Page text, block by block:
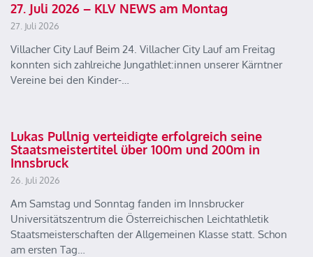
27. Juli 2026 – KLV NEWS am Montag
27. Juli 2026
Villacher City Lauf Beim 24. Villacher City Lauf am Freitag
konnten sich zahlreiche Jungathlet:innen unserer Kärntner
Vereine bei den Kinder-…
Lukas Pullnig verteidigte erfolgreich seine
Staatsmeistertitel über 100m und 200m in
Innsbruck
26. Juli 2026
Am Samstag und Sonntag fanden im Innsbrucker
Universitätszentrum die Österreichischen Leichtathletik
Staatsmeisterschaften der Allgemeinen Klasse statt. Schon
am ersten Tag…